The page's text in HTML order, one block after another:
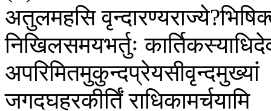
अतुलमहसि वृन्दारण्यराज्ये?
निखिलसमयभर्तुः
अपरिमितमुकुन्दप्रेयसीवृन्दमुख्यां
जगदघहरकीर्तिं राधिकामर्चयामि